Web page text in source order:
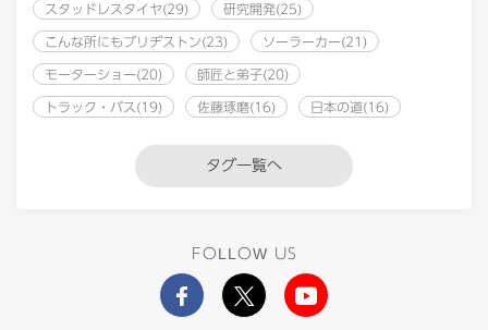
スタッドレスタイヤ(29) 研究開発(25)
こんな所にもブリヂストン(23) ソーラーカー(21)
モーターショー(20) 師匠と弟子(20)
トラック・バス(19) 佐藤琢磨(16) 日本の道(16)
タグ一覧へ
FOLLOW US